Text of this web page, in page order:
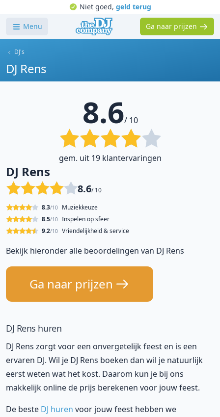
Niet goed, geld terug
Menu Ga naar prijzen
DJ's
DJ Rens
8.6/ 10
gem. uit 19 klantervaringen
DJ Rens
8.6/ 10
Muziekkeuze
8.3/10
Inspelen op sfeer
8.5/10
Vriendelijkheid & service
9.2/10
Bekijk hieronder alle beoordelingen van DJ Rens
Ga naar prijzen
DJ Rens huren
DJ Rens zorgt voor een onvergetelijk feest en is een
ervaren DJ. Wil je DJ Rens boeken dan wil je natuurlijk
eerst weten wat het kost. Daarom kun je bij ons
makkelijk online de prijs berekenen voor jouw feest.
De beste DJ huren voor jouw feest hebben we